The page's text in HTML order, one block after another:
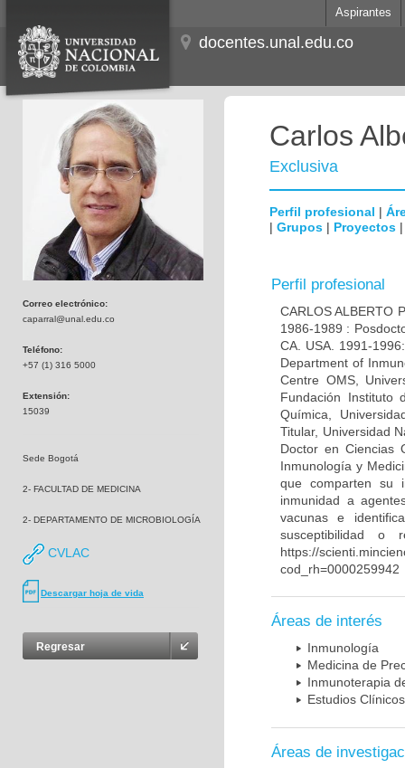
Aspirantes
docentes.unal.edu.co
Correo electrónico:
caparral@unal.edu.co
Teléfono:
+57 (1) 316 5000
Extensión:
15039
Sede Bogotá
2- FACULTAD DE MEDICINA
2- DEPARTAMENTO DE MICROBIOLOGÍA
CVLAC
Descargar hoja de vida
Regresar
Carlos
Exclusiva
Perfil profesional |
| Grupos | Proyectos
Perfil profesional
CARLOS ALBERTO
1986-1989 :
CA. USA. 1991-
Department of
Centre OMS,
Fundación Instituto
Química,
Titular, Universidad
Doctor en Ciencias
Inmunología y
que comparten su
inmunidad a
vacunas e
susceptibilidad o
https://
cod_rh=0000259942
Áreas de interés
Inmunología
Medicina de
Inmunoterapia
Estudios Clínicos
Áreas de